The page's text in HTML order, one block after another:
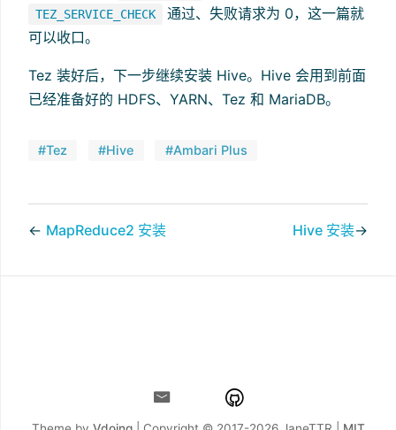
TEZ_SERVICE_CHECK
通过、失败请求为 0，这一篇就
可以收口。
Tez 装好后，下一步继续安装 Hive。Hive 会用到前面
已经准备好的 HDFS、YARN、Tez 和 MariaDB。
#Tez #Hive #Ambari Plus
← MapReduce2 安装 Hive 安装→